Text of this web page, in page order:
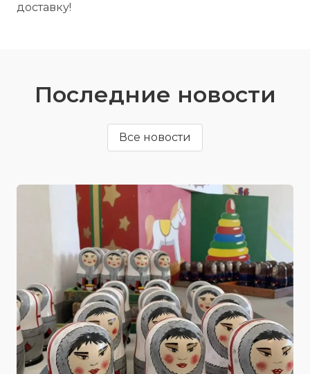
доставку!
Последние новости
Все новости